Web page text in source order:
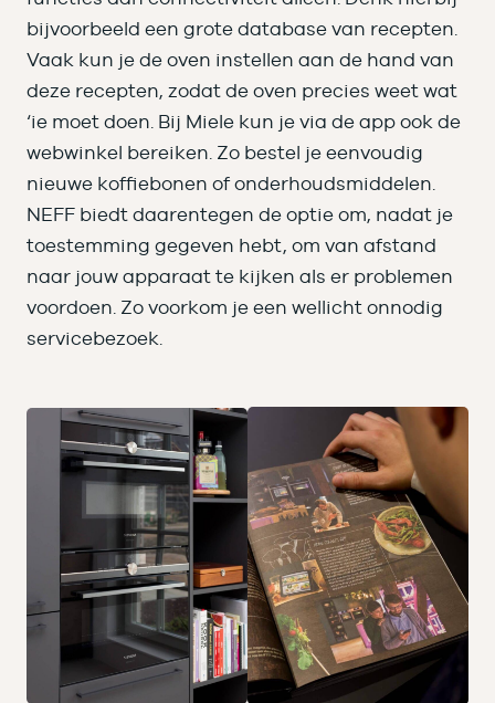
bijvoorbeeld een grote database van recepten.
Vaak kun je de oven instellen aan de hand van
deze recepten, zodat de oven precies weet wat
‘ie moet doen. Bij Miele kun je via de app ook de
webwinkel bereiken. Zo bestel je eenvoudig
nieuwe koffiebonen of onderhoudsmiddelen.
NEFF biedt daarentegen de optie om, nadat je
toestemming gegeven hebt, om van afstand
naar jouw apparaat te kijken als er problemen
voordoen. Zo voorkom je een wellicht onnodig
servicebezoek.